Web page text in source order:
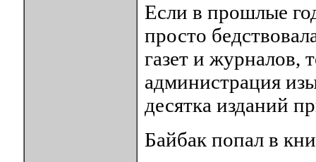
Если в прошлые
просто
газет и журналов,
администрация
десятка изданий
Байбак попал в